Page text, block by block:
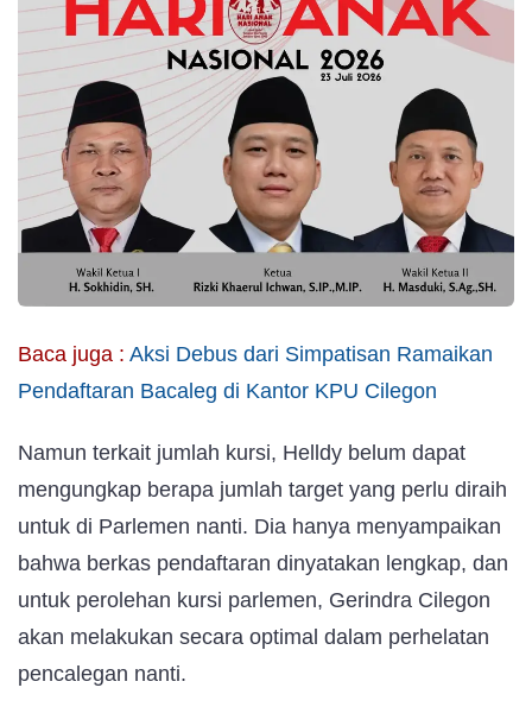
Baca juga : Aksi Debus dari Simpatisan Ramaikan
Pendaftaran Bacaleg di Kantor KPU Cilegon
Namun terkait jumlah kursi, Helldy belum dapat
mengungkap berapa jumlah target yang perlu diraih
untuk di Parlemen nanti. Dia hanya menyampaikan
bahwa berkas pendaftaran dinyatakan lengkap, dan
untuk perolehan kursi parlemen, Gerindra Cilegon
akan melakukan secara optimal dalam perhelatan
pencalegan nanti.